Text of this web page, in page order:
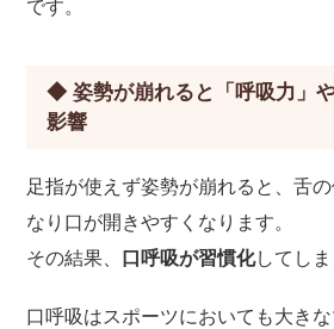
です。
◆ 姿勢が崩れると「呼吸力」
影響
足指が使えず姿勢が崩れると、舌
なり口が開きやすくなります。
その結果、
口呼吸が習慣化してしま
口呼吸はスポーツにおいても大きな